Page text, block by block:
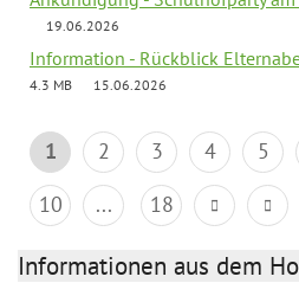
19.06.2026
Information - Rückblick
4.3 MB
15.06.2026
1 2 3 4 5
10
... 18
Informationen aus dem